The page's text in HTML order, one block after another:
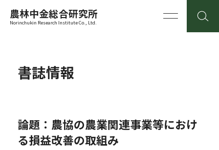
農林中金総合研究所
Norinchukin Research Institute Co., Ltd.
書誌情報
論題：農協の農業関連事業等におけ
る損益改善の取組み